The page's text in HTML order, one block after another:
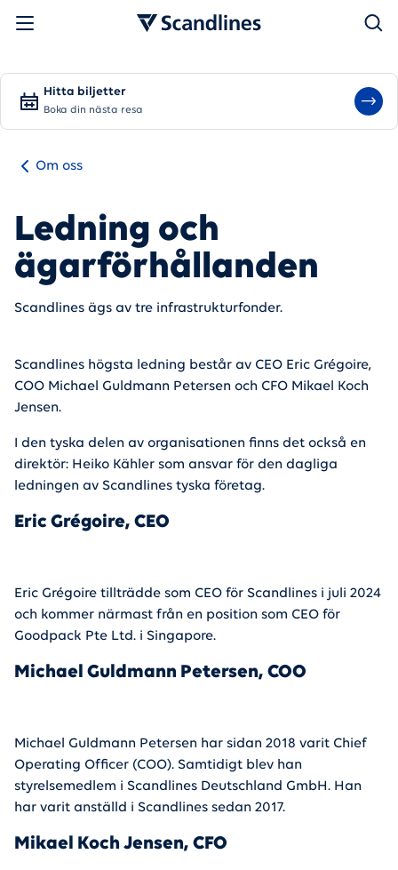
Sök
Hitta biljetter
Boka din nästa resa
Om oss
Ledning och
ägarförhållanden
Scandlines ägs av tre infrastrukturfonder.
Scandlines högsta ledning består av CEO Eric Grégoire,
COO Michael Guldmann Petersen och CFO Mikael Koch
Jensen.
I den tyska delen av organisationen finns det också en
direktör: Heiko Kähler som ansvar för den dagliga
ledningen av Scandlines tyska företag.
Eric Grégoire, CEO
Eric Grégoire tillträdde som CEO för Scandlines i juli 2024
och kommer närmast från en position som CEO för
Goodpack Pte Ltd. i Singapore.
Michael Guldmann Petersen, COO
Michael Guldmann Petersen har sidan 2018 varit Chief
Operating Officer (COO). Samtidigt blev han
styrelsemedlem i Scandlines Deutschland GmbH. Han
har varit anställd i Scandlines sedan 2017.
Mikael Koch Jensen, CFO